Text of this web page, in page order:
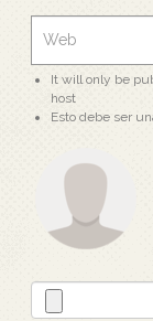
It will only be
host
Esto debe ser